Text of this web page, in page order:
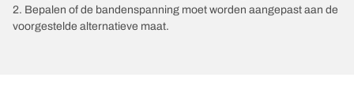
2. Bepalen of de bandenspanning moet worden aangepast aan de
voorgestelde alternatieve maat.